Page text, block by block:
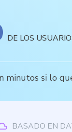
DE LOS
minutos si lo
BASADO EN